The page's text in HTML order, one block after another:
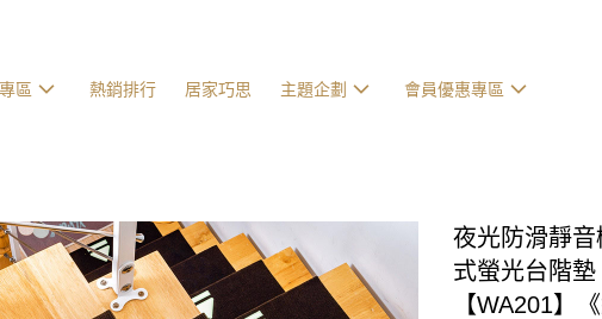
區 熱銷排行 居家巧思 主題企劃 會員優惠專區
夜光防滑靜
式螢光台階
【WA201】